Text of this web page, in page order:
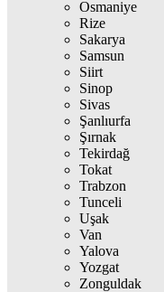
Osmaniye
Rize
Sakarya
Samsun
Siirt
Sinop
Sivas
Şanlıurfa
Şırnak
Tekirdağ
Tokat
Trabzon
Tunceli
Uşak
Van
Yalova
Yozgat
Zonguldak